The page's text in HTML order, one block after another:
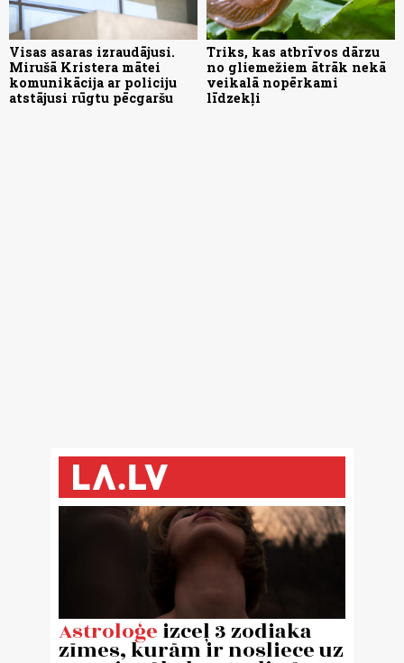
Visas asaras izraudājusi.
Mirušā Kristera mātei
komunikācija ar policiju
atstājusi rūgtu pēcgaršu
Triks, kas atbrīvos dārzu
no gliemežiem ātrāk nekā
veikalā nopērkami
līdzekļi